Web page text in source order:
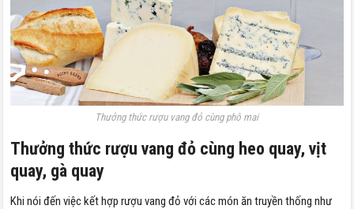
Thưởng thức rượu vang đỏ cùng phô mai
Thưởng thức rượu vang đỏ cùng heo quay, vịt
quay, gà quay
Khi nói đến việc kết hợp rượu vang đỏ với các món ăn truyền thống như